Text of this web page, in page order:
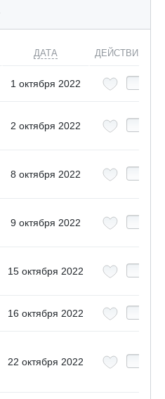
ДАТА ДЕЙСТВИЯ
1 октября 2022
2 октября 2022
8 октября 2022
9 октября 2022
15 октября 2022
16 октября 2022
22 октября 2022